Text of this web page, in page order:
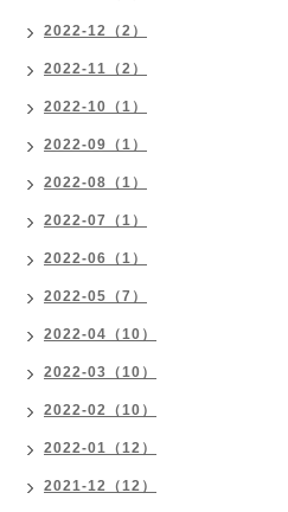
2022-12（2）
2022-11（2）
2022-10（1）
2022-09（1）
2022-08（1）
2022-07（1）
2022-06（1）
2022-05（7）
2022-04（10）
2022-03（10）
2022-02（10）
2022-01（12）
2021-12（12）